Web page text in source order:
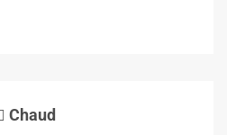
Chaud